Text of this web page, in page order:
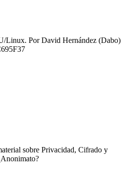
Linux. Por David Hernández (Dabo)
sobre Privacidad, Cifrado y